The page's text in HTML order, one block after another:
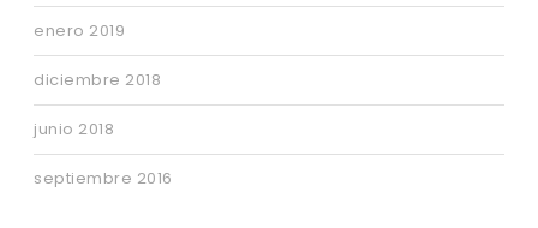
enero 2019
diciembre 2018
junio 2018
septiembre 2016